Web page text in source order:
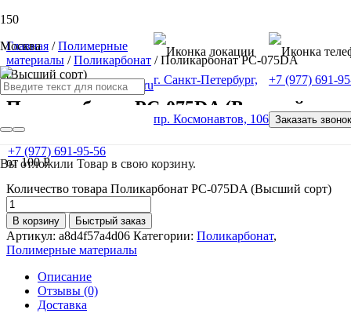
Москва
г. Санкт-Петербург,
пр. Космонавтов, 106
+7 (977) 691-
Заказать звонок
Вы отложили Товар в свою корзину.
+7 (977) 691-95-56
Главная /Полимерные
материалы /Поликарбонат / Поликарбонат РС-075DA
(Высший сорт)
Поликарбонат РС-075DA (Высший
сорт)
от100Р
Количество товара Поликарбонат РС-075DA (Высший сорт)
В корзину Быстрый заказ
Артикул: a8d4f57a4d06 Категории: Поликарбонат,
Полимерные материалы
Описание
Отзывы (0)
Доставка